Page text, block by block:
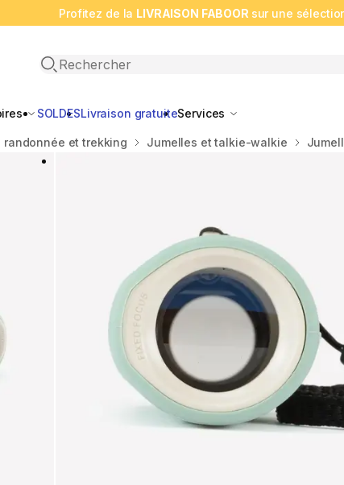
Profitez de la LIVRAISON FABOOR sur une
Open search
SOLDESLivraison gratuiteServices
randonnée et trekking Jumelles et talkie-walkie